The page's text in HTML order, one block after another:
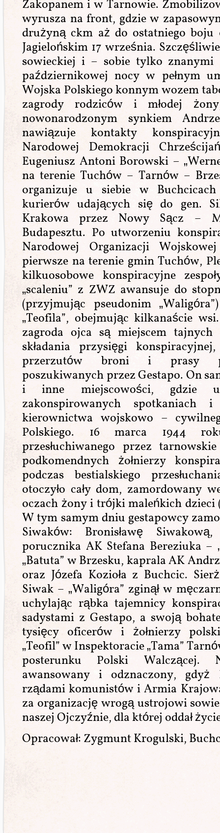
Zakopanem i w Tarnowie.
wyrusza na front, gdzie w
drużyną ckm aż do ostatniego boju
Jagielońskim 17 września.
sowieckiej i – sobie tylko znanymi
październikowej nocy w pełnym
Wojska Polskiego konnym wozem
zagrody rodziców i młodej
nowonarodzonym synkiem
nawiązuje kontakty
Narodowej Demokracji
Eugeniusz Antoni Borowski –
na terenie Tuchów – Tarnów –
organizuje u siebie w
kurierów udających się do gen.
Krakowa przez Nowy Sącz –
Budapesztu. Po utworzeniu
Narodowej Organizacji
pierwsze na terenie gmin Tuchów,
kilkuosobowe konspiracyjne
„scaleniu” z ZWZ awansuje do
(przyjmując pseudonim
„Teofila”, obejmując kilkanaście
zagroda ojca są miejscem tajnych
składania przysięgi
przerzutów broni i prasy
poszukiwanych przez Gestapo. On
i inne miejscowości, gdzie
zakonspirowanych spotkaniach
kierownictwa wojskowo –
Polskiego. 16 marca 1944
przesłuchiwanego przez
podkomendnych żołnierzy
podczas bestialskiego
otoczyło cały dom, zamordowany
oczach żony i trójki maleńkich
W tym samym dniu gestapowcy
Siwaków: Bronisławę
porucznika AK Stefana Bereziuka –
„Batuta” w Brzesku, kaprala AK
oraz Józefa Kozioła z Buchcic.
Siwak – „Waligóra” zginął w
uchylając rąbka tajemnicy
sadystami z Gestapo, a swoją
tysięcy oficerów i żołnierzy
„Teofil” w Inspektoracie „Tama”
posterunku Polski Walczącej.
awansowany i odznaczony, gdyż
rządami komunistów i Armia
za organizację wrogą ustrojowi
naszej Ojczyźnie, dla której oddał
Opracował: Zygmunt Krogulski,